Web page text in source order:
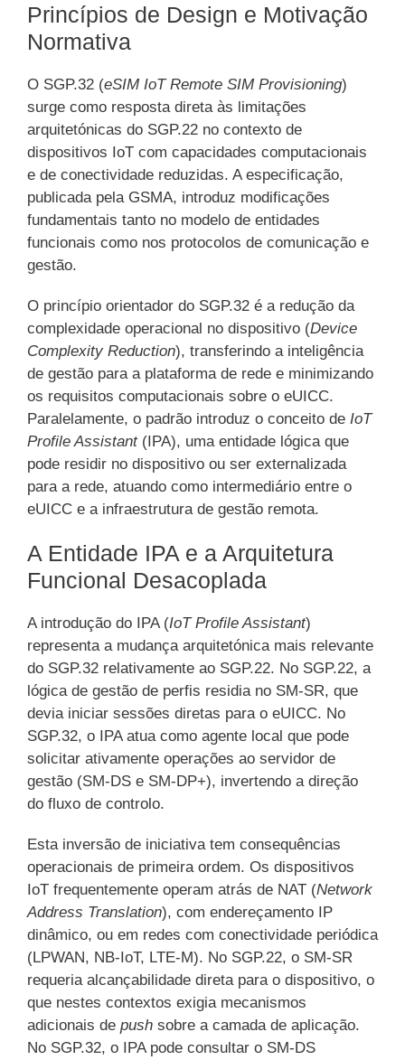
Princípios de Design e Motivação
Normativa
O SGP.32 (eSIM IoT Remote SIM Provisioning)
surge como resposta direta às limitações
arquitetónicas do SGP.22 no contexto de
dispositivos IoT com capacidades computacionais
e de conectividade reduzidas. A especificação,
publicada pela GSMA, introduz modificações
fundamentais tanto no modelo de entidades
funcionais como nos protocolos de comunicação e
gestão.
O princípio orientador do SGP.32 é a redução da
complexidade operacional no dispositivo (Device
Complexity Reduction), transferindo a inteligência
de gestão para a plataforma de rede e minimizando
os requisitos computacionais sobre o eUICC.
Paralelamente, o padrão introduz o conceito de IoT
Profile Assistant(IPA), uma entidade lógica que
pode residir no dispositivo ou ser externalizada
para a rede, atuando como intermediário entre o
eUICC e a infraestrutura de gestão remota.
A Entidade IPA e a Arquitetura
Funcional Desacoplada
A introdução do IPA (IoT Profile Assistant)
representa a mudança arquitetónica mais relevante
do SGP.32 relativamente ao SGP.22. No SGP.22, a
lógica de gestão de perfis residia no SM-SR, que
devia iniciar sessões diretas para o eUICC. No
SGP.32, o IPA atua como agente local que pode
solicitar ativamente operações ao servidor de
gestão (SM-DS e SM-DP+), invertendo a direção
do fluxo de controlo.
Esta inversão de iniciativa tem consequências
operacionais de primeira ordem. Os dispositivos
IoT frequentemente operam atrás de NAT (Network
Address Translation), com endereçamento IP
dinâmico, ou em redes com conectividade periódica
(LPWAN, NB-IoT, LTE-M). No SGP.22, o SM-SR
requeria alcançabilidade direta para o dispositivo, o
que nestes contextos exigia mecanismos
adicionais de push sobre a camada de aplicação.
No SGP.32, o IPA pode consultar o SM-DS